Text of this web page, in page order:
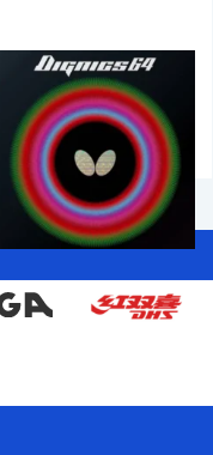
Butterfly Dignics 64
Kummid
79.90€
77.99€